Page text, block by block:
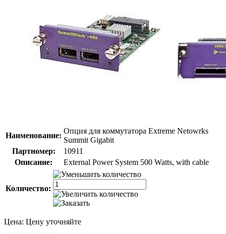
Наименование:
Опция для коммутатора Extreme Netowrks
Summit Gigabit
Партномер:
10911
Описание:
External Power System 500 Watts, with cable
Количество:
Цена: Цену уточняйте